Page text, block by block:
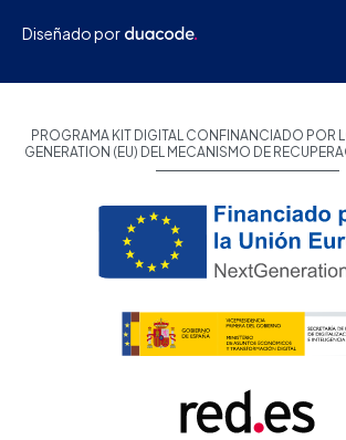
Diseñado por
PROGRAMA KIT DIGITAL CONFINANCIADO POR
GENERATION (EU) DEL MECANISMO DE